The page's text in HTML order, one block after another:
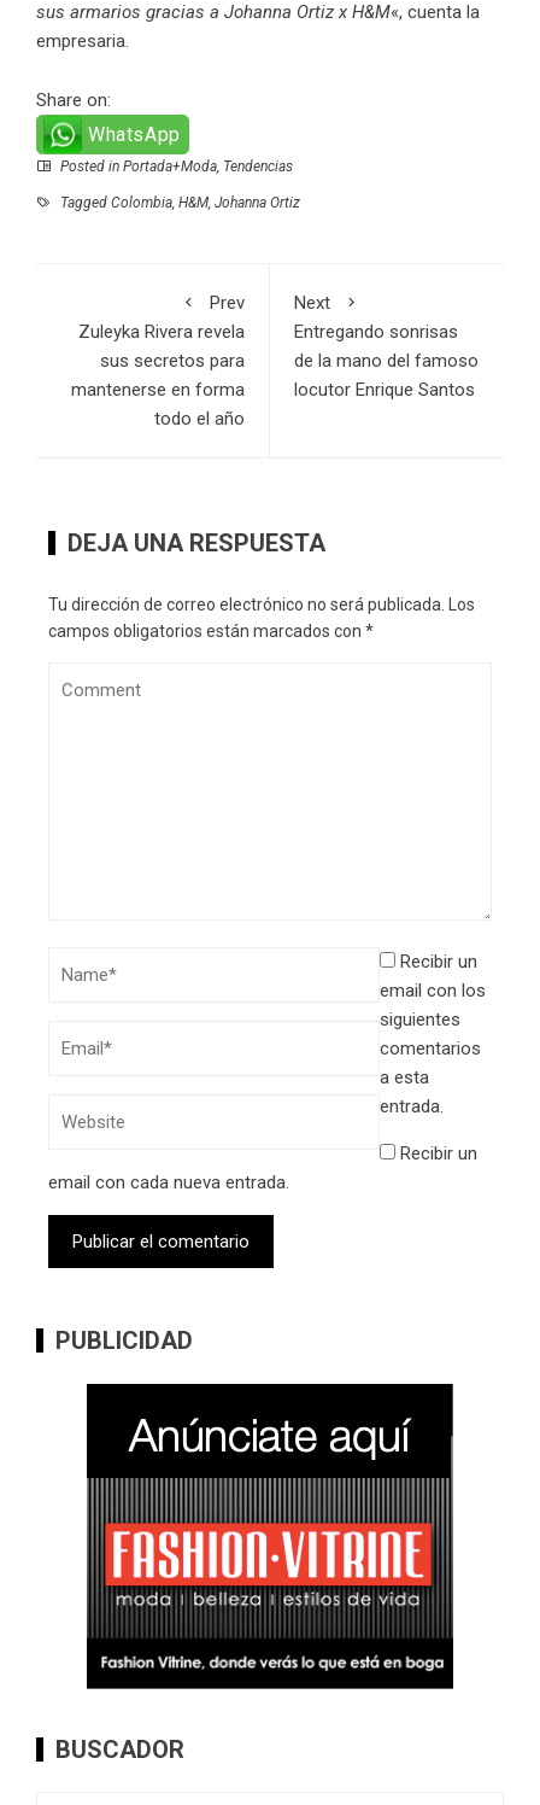
sus armarios gracias a Johanna Ortiz x H&M«, cuenta la
empresaria.
Share on:
WhatsApp
Posted in Portada+Moda, Tendencias
Tagged Colombia, H&M, Johanna Ortiz
Prev
Zuleyka Rivera revela
sus secretos para
mantenerse en forma
todo el año
Next
Entregando sonrisas
de la mano del famoso
locutor Enrique Santos
DEJA UNA RESPUESTA
Tu dirección de correo electrónico no será publicada.
Los
campos obligatorios están marcados con *
Recibir un
email con los
siguientes
comentarios
a esta
entrada.
Recibir un
email con cada nueva entrada.
PUBLICIDAD
BUSCADOR